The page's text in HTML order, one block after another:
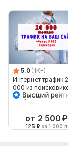
5.0 (1K+)
Интернет трафик
000 из
бонус 5 тыс
от 2 500 ₽
125 ₽ за 1 000